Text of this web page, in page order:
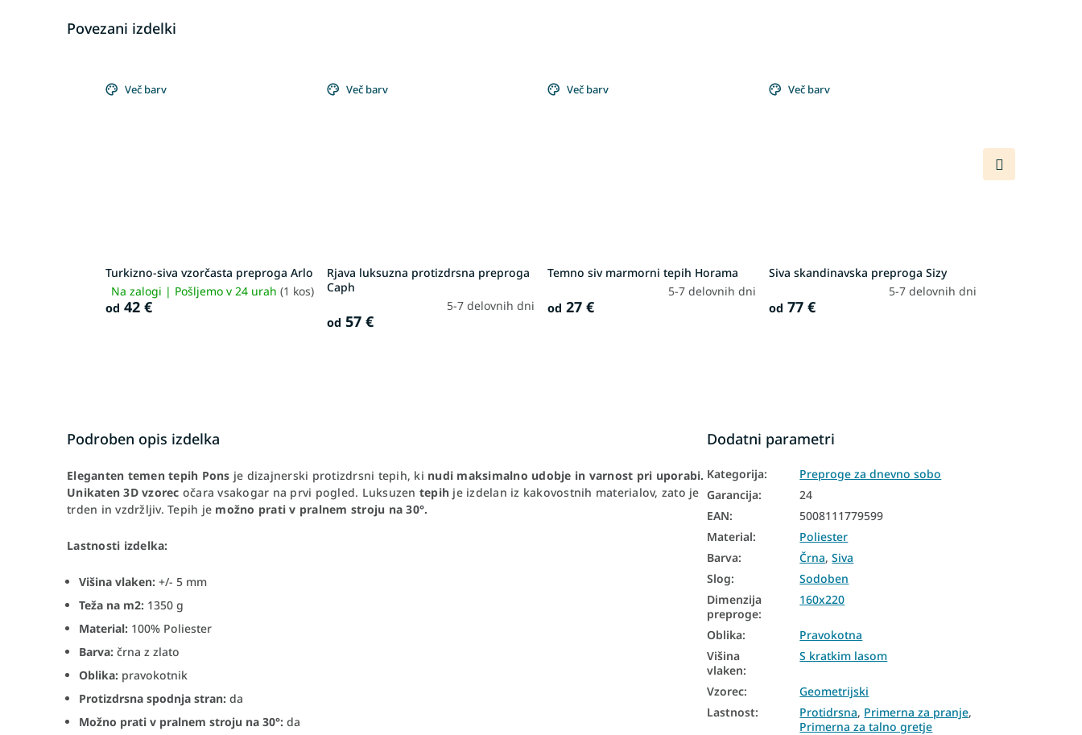
Povezani izdelki
Več barv
Turkizno-siva vzorčasta preproga Arlo
Na zalogi | Pošljemo v 24 urah (1 kos)
od 42 €
Več barv
Rjava luksuzna protizdrsna preproga
Caph
5-7 delovnih dni
od 57 €
Več barv
Temno siv marmorni tepih Horama
5-7 delovnih dni
od 27 €
Več barv
Siva skandinavska preproga Sizy
5-7 delovnih dni
od 77 €
Naslednji
izdelek
Podroben opis izdelka
Eleganten temen tepih Pons je dizajnerski protizdrsni tepih, ki nudi maksimalno udobje in varnost pri uporabi.
Unikaten 3D vzorec očara vsakogar na prvi pogled. Luksuzen tepih je izdelan iz kakovostnih materialov, zato je
trden in vzdržljiv. Tepih je možno prati v pralnem stroju na 30°.
Lastnosti izdelka:
Višina vlaken: +/- 5 mm
Teža na m2: 1350 g
Material: 100% Poliester
Barva: črna z zlato
Oblika: pravokotnik
Protizdrsna spodnja stran: da
Možno prati v pralnem stroju na 30°: da
Dodatni parametri
Kategorija:
Preproge za dnevno sobo
Garancija:
24
EAN:
5008111779599
Material:
Poliester
Barva: Črna,Siva
Slog:
Sodoben
Dimenzija
preproge:
160x220
Oblika:
Pravokotna
Višina
vlaken:
S kratkim lasom
Vzorec:
Geometrijski
Lastnost: Protidrsna, Primerna za pranje,
Primerna za talno gretje